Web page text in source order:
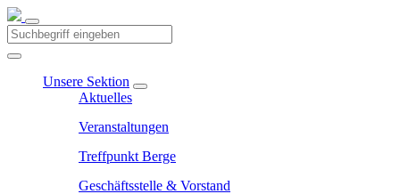
Unsere Sektion
Aktuelles
Veranstaltungen
Treffpunkt Berge
Geschäftsstelle & Vorstand